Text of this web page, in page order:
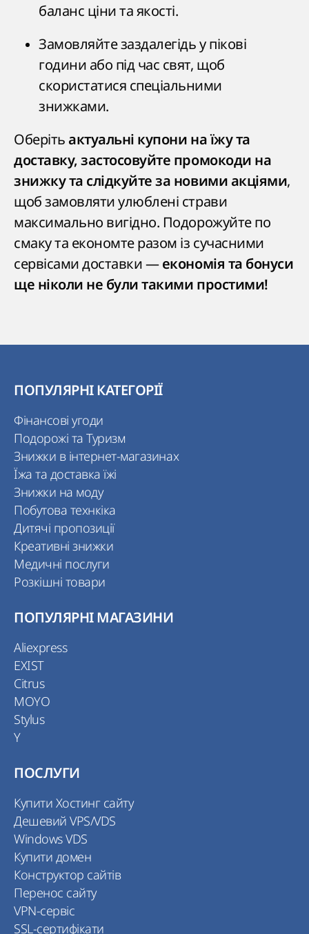
баланс ціни та якості.
Замовляйте заздалегідь у пікові
години або під час свят, щоб
скористатися спеціальними
знижками.
Оберіть актуальні купони на їжу та
доставку, застосовуйте промокоди на
знижку та слідкуйте за новими акціями,
щоб замовляти улюблені страви
максимально вигідно. Подорожуйте по
смаку та економте разом із сучасними
сервісами доставки — економія та бонуси
ще ніколи не були такими простими!
ПОПУЛЯРНІ КАТЕГОРІЇ
Фінансові угоди
Подорожі та Туризм
Знижки в інтернет-магазинах
Їжа та доставка їжі
Знижки на моду
Побутова технкіка
Дитячі пропозиції
Креативні знижки
Медичні послуги
Розкішні товари
ПОПУЛЯРНІ МАГАЗИНИ
Aliexpress
EXIST
Citrus
MOYO
Stylus
Y
ПОСЛУГИ
Купити Хостинг сайту
Дешевий VPS/VDS
Windows VDS
Купити домен
Конструктор сайтів
Перенос сайту
VPN-сервіс
SSL-сертифікати